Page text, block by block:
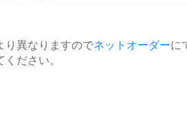
り異なりますのでネットオーダーに
ださい。